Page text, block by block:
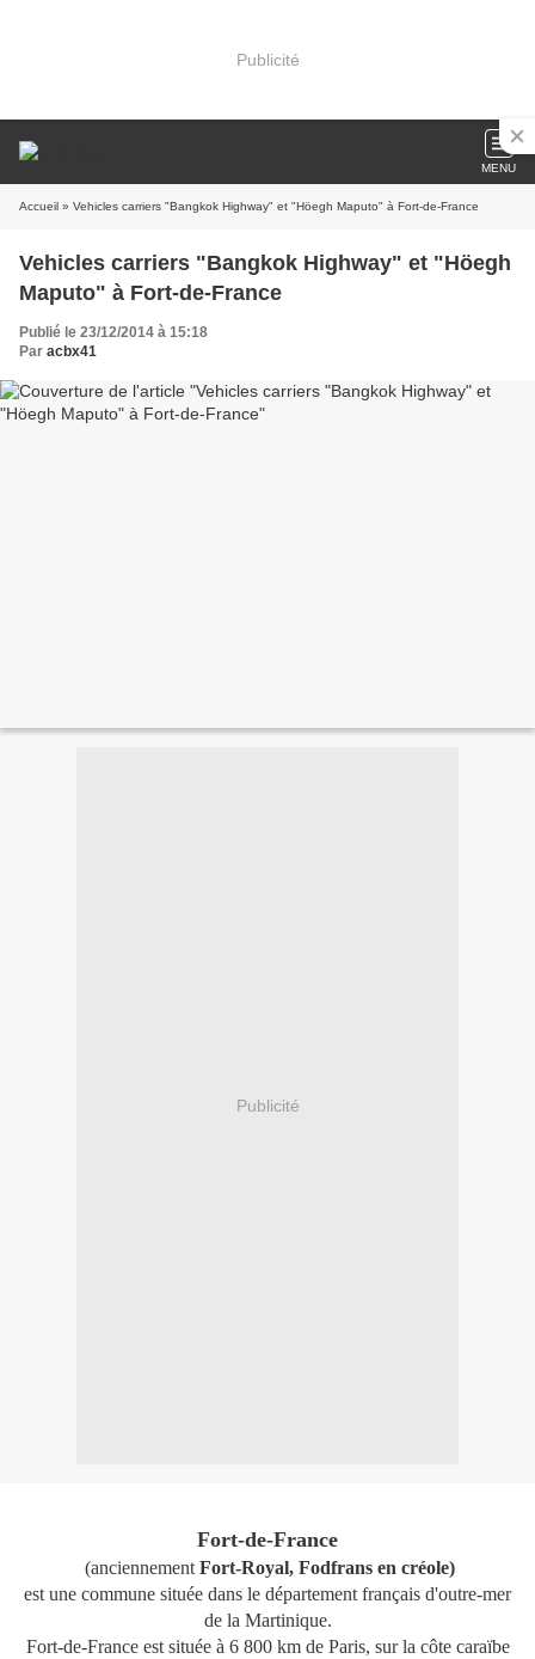
Publicité
MENU
Accueil » Vehicles carriers "Bangkok Highway" et "Höegh Maputo" à Fort-de-France
Vehicles carriers "Bangkok Highway" et "Höegh
Maputo" à Fort-de-France
Publié le 23/12/2014 à 15:18
Par acbx41
Publicité
Fort-de-France
(anciennement Fort-Royal, Fodfrans en créole)
est une commune située dans le département français d'outre-mer
de la Martinique.
Fort-de-France est située à 6 800 kmde Paris, sur la côte caraïbe